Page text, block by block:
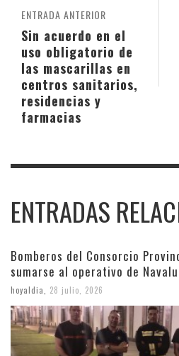
ENTRADA ANTERIOR
Sin acuerdo en el
uso obligatorio de
las mascarillas en
centros sanitarios,
residencias y
farmacias
ENTRADAS
Bomberos del Consorcio
sumarse al operativo de
hoyaldia 28 julio, 2026